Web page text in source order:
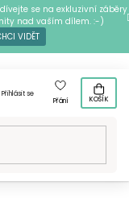
se na exkluzivní záběry
nad vaším dílem. :-)
VIDĚT
Přihlásit se
Přání
KOŠÍK